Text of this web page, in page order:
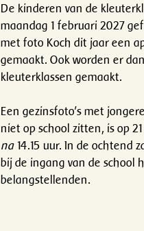
De kinderen van de
maandag 1 februari 2027
met foto Koch dit jaar een
gemaakt. Ook worden er
kleuterklassen gemaakt.
Een gezinsfoto's met
niet op school zitten, is op
na14.15 uur. In de ochtend
bij de ingang van de school
belangstellenden.